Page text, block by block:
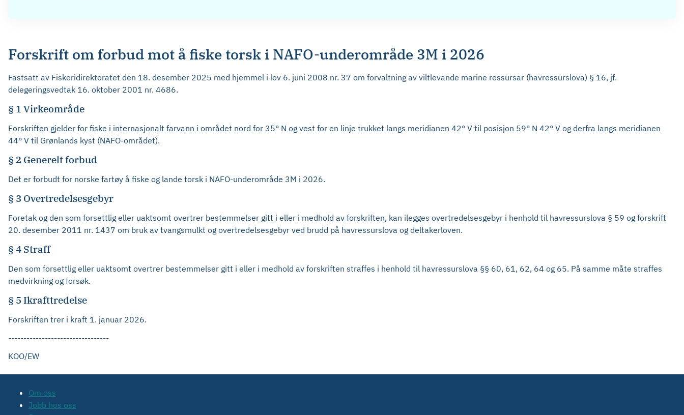
Forskrift om forbud mot å fiske torsk i NAFO-underområde 3M i 2026
Fastsatt av Fiskeridirektoratet den 18. desember 2025 med hjemmel i lov 6. juni 2008 nr. 37 om forvaltning av viltlevande marine ressursar (havressurslova) § 16, jf.
delegeringsvedtak 16. oktober 2001 nr. 4686.
§ 1 Virkeområde
Forskriften gjelder for fiske i internasjonalt farvann i området nord for 35° N og vest for en linje trukket langs meridianen 42° V til posisjon 59° N 42° V og derfra langs meridianen
44° V til Grønlands kyst (NAFO-området).
§ 2 Generelt forbud
Det er forbudt for norske fartøy å fiske og lande torsk i NAFO-underområde 3M i 2026.
§ 3 Overtredelsesgebyr
Foretak og den som forsettlig eller uaktsomt overtrer bestemmelser gitt i eller i medhold av forskriften, kan ilegges overtredelsesgebyr i henhold til havressurslova § 59 og forskrift
20. desember 2011 nr. 1437 om bruk av tvangsmulkt og overtredelsesgebyr ved brudd på havressurslova og deltakerloven.
§ 4 Straff
Den som forsettlig eller uaktsomt overtrer bestemmelser gitt i eller i medhold av forskriften straffes i henhold til havressurslova §§ 60, 61, 62, 64 og 65. På samme måte straffes
medvirkning og forsøk.
§ 5 Ikrafttredelse
Forskriften trer i kraft 1. januar 2026.
---------------------------------
KOO/EW
Om oss
Jobb hos oss